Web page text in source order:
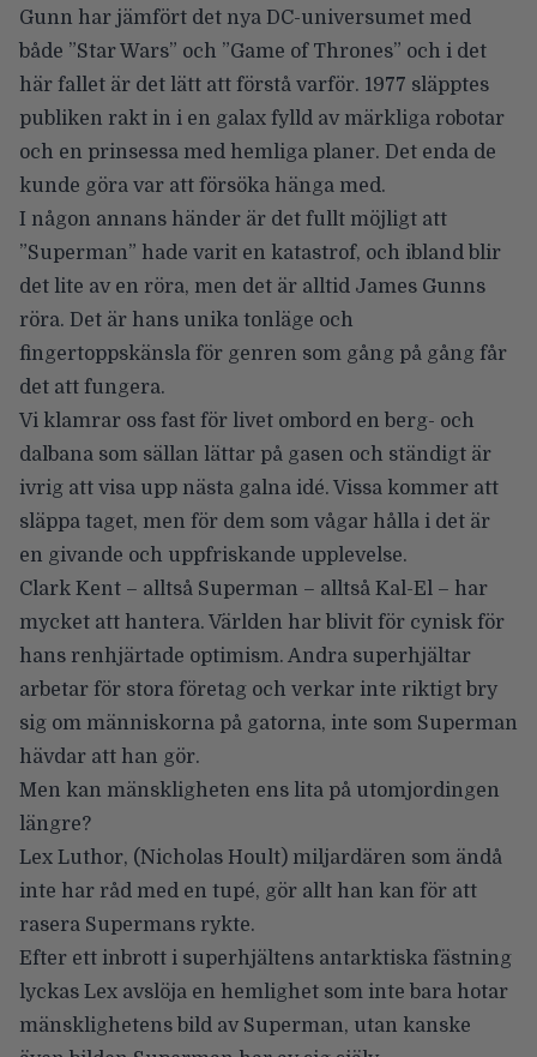
Gunn har jämfört det nya DC-universumet med
både ”Star Wars” och ”Game of Thrones” och i det
här fallet är det lätt att förstå varför. 1977 släpptes
publiken rakt in i en galax fylld av märkliga robotar
och en prinsessa med hemliga planer. Det enda de
kunde göra var att försöka hänga med.
I någon annans händer är det fullt möjligt att
”Superman” hade varit en katastrof, och ibland blir
det lite av en röra, men det är alltid James Gunns
röra. Det är hans unika tonläge och
fingertoppskänsla för genren som gång på gång får
det att fungera.
Vi klamrar oss fast för livet ombord en berg- och
dalbana som sällan lättar på gasen och ständigt är
ivrig att visa upp nästa galna idé. Vissa kommer att
släppa taget, men för dem som vågar hålla i det är
en givande och uppfriskande upplevelse.
Clark Kent – alltså Superman – alltså Kal-El – har
mycket att hantera. Världen har blivit för cynisk för
hans renhjärtade optimism. Andra superhjältar
arbetar för stora företag och verkar inte riktigt bry
sig om människorna på gatorna, inte som Superman
hävdar att han gör.
Men kan mänskligheten ens lita på utomjordingen
längre?
Lex Luthor, (Nicholas Hoult) miljardären som ändå
inte har råd med en tupé, gör allt han kan för att
rasera Supermans rykte.
Efter ett inbrott i superhjältens antarktiska fästning
lyckas Lex avslöja en hemlighet som inte bara hotar
mänsklighetens bild av Superman, utan kanske